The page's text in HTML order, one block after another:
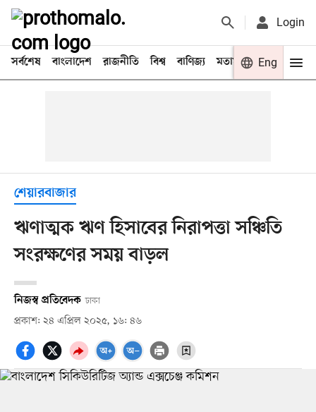
Login
সর্বশেষ বাংলাদেশ রাজনীতি বিশ্ব বাণিজ্য মতামত খেলা
Eng
শেয়ারবাজার
ঋণাত্মক ঋণ হিসাবের নিরাপত্তা সঞ্চিতি
সংরক্ষণের সময় বাড়ল
নিজস্ব প্রতিবেদক ঢাকা
প্রকাশ: ২৪ এপ্রিল ২০২৫, ১৬: ৪৬